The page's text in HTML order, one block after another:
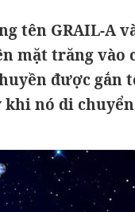
tên GRAIL-A
mặt trăng vào
được gắn
khi nó di